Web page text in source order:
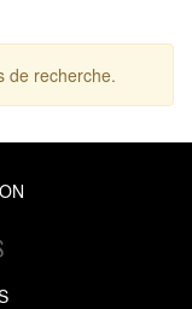
de recherche.